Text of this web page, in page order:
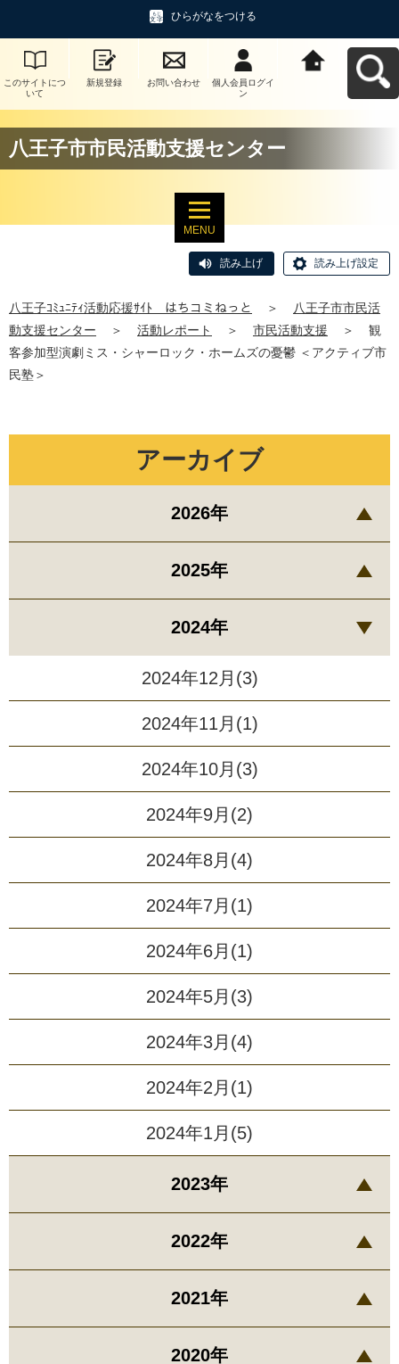
ひらがなをつける
このサイトにつ
いて
新規登録 お問い合わせ
個人会員ログイ
ン
八王子市市民活動支援センター
MENU
読み上げ 読み上げ設定
八王子ｺﾐｭﾆﾃｨ活動応援ｻｲﾄ はちコミねっと ＞
八王子市市民活
動支援センター
＞ 活動レポート ＞ 市民活動支援 ＞
観
客参加型演劇ミス・シャーロック・ホームズの憂鬱 ＜アクティブ市
民塾＞
アーカイブ
2026年
2025年
2024年
2024年12月(3)
2024年11月(1)
2024年10月(3)
2024年9月(2)
2024年8月(4)
2024年7月(1)
2024年6月(1)
2024年5月(3)
2024年3月(4)
2024年2月(1)
2024年1月(5)
2023年
2022年
2021年
2020年